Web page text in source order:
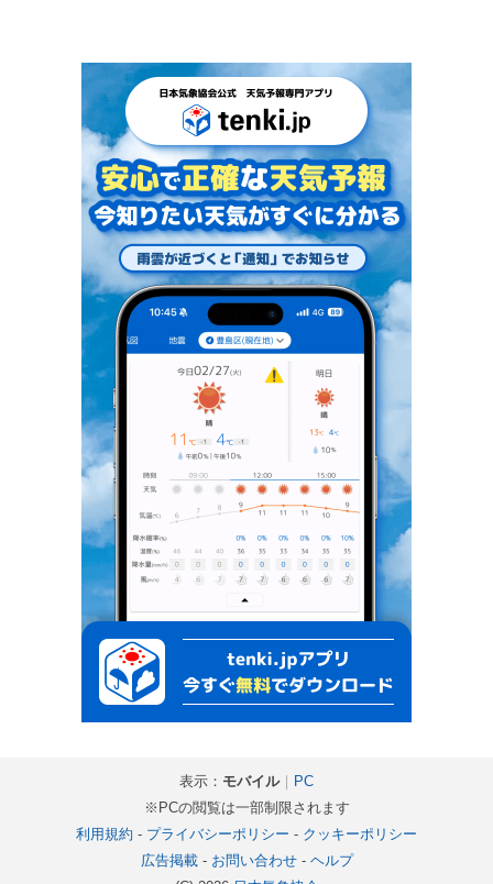
表示： モバイル｜ PC
※PCの閲覧は一部制限されます
利用規約 - プライバシーポリシー - クッキーポリシー
広告掲載- お問い合わせ- ヘルプ